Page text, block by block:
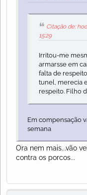
Citação de:
15:29
Irritou-me
armarsse em
falta de
tunel, merecia
respeito. Filho
Em compensação
semana
Ora nem mais...vão
contra os porcos...